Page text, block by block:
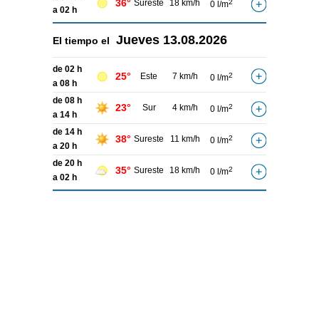
a 02 h
36° Sureste 18 km/h 0 l/m2
El tiempo el Jueves 13.08.2026
de 02 h
a 08 h
25° Este 7 km/h 0 l/m2
de 08 h
a 14 h
23° Sur 4 km/h 0 l/m2
de 14 h
a 20 h
38° Sureste 11 km/h 0 l/m2
de 20 h
a 02 h
35° Sureste 18 km/h 0 l/m2